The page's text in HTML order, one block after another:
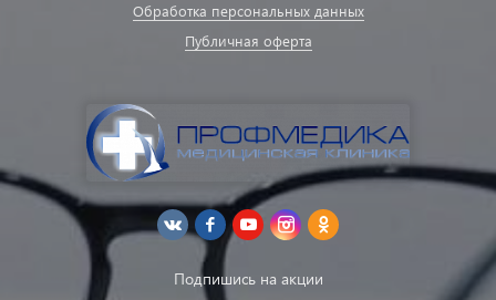
Обработка персональных данных
Публичная оферта
Подпишись на акции